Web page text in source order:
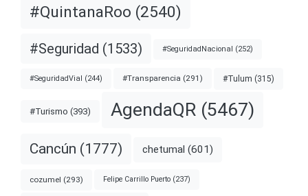
#QuintanaRoo (2540)
#Seguridad (1533) #SeguridadNacional (252)
#SeguridadVial (244) #Transparencia (291) #Tulum (315)
#Turismo (393) AgendaQR (5467)
Cancún (1777) chetumal (601)
cozumel (293) Felipe Carrillo Puerto (237)